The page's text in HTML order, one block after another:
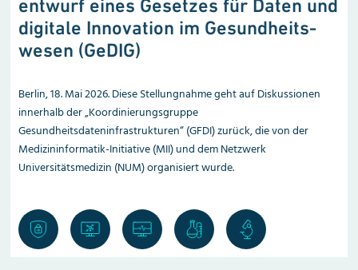
entwurf eines Gesetzes für Daten und
digitale Innovation im Gesundheits­
wesen (GeDIG)
Berlin, 18. Mai 2026. Diese Stellungnahme geht auf Diskussionen
innerhalb der „Koordinierungsgruppe
Gesundheitsdateninfrastrukturen“ (GFDI) zurück, die von der
Medizininformatik-Initiative (MII) und dem Netzwerk
Universitätsmedizin (NUM) organisiert wurde.